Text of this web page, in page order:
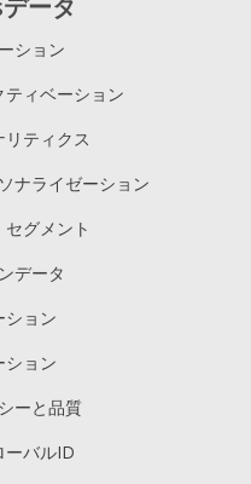
ータ
ション
ティベーション
ティクス
ナライゼーション
グメント
データ
ション
ション
ーと品質
ーバルID